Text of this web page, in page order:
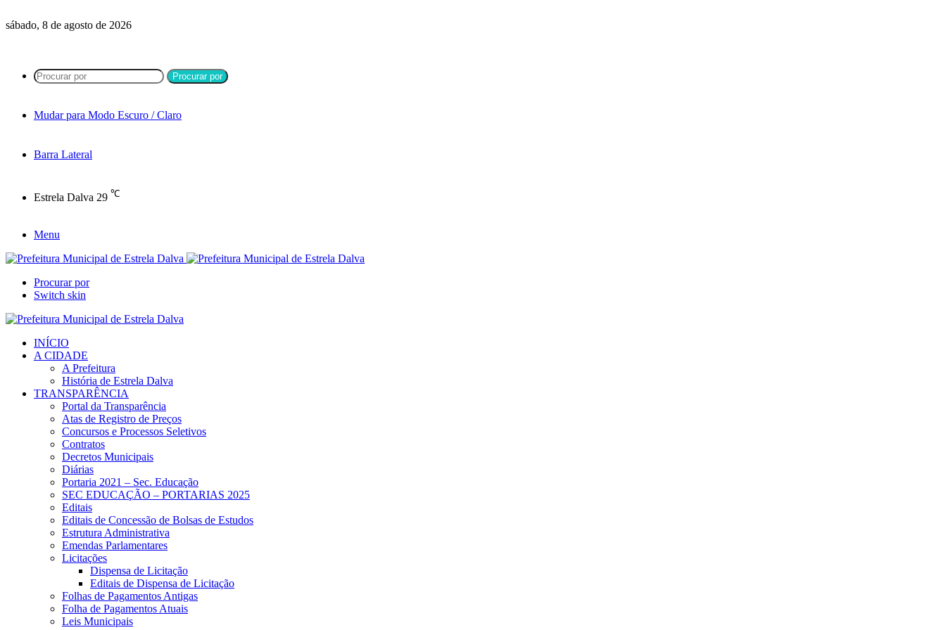
sábado, 8 de agosto de 2026
Procurar por
Mudar para Modo Escuro / Claro
Barra Lateral
Estrela Dalva 29 ℃
Menu
Procurar por
Switch skin
INÍCIO
A CIDADE
A Prefeitura
História de Estrela Dalva
TRANSPARÊNCIA
Portal da Transparência
Atas de Registro de Preços
Concursos e Processos Seletivos
Contratos
Decretos Municipais
Diárias
Portaria 2021 – Sec. Educação
SEC EDUCAÇÃO – PORTARIAS 2025
Editais
Editais de Concessão de Bolsas de Estudos
Estrutura Administrativa
Emendas Parlamentares
Licitações
Dispensa de Licitação
Editais de Dispensa de Licitação
Folhas de Pagamentos Antigas
Folha de Pagamentos Atuais
Leis Municipais